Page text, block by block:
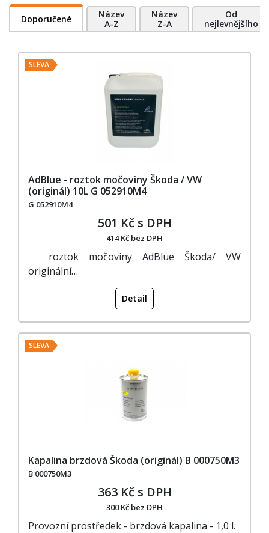
Doporučené
Název
A-Z
Název
Z-A
Od
nejlevnějšího
SLEVA
AdBlue - roztok močoviny Škoda / VW
(originál) 10L G 052910M4
G 052910M4
501 Kč s DPH
414 Kč bez DPH
roztok močoviny AdBlue Škoda/ VW
originální…
Detail
SLEVA
Kapalina brzdová Škoda (originál) B 000750M3
B 000750M3
363 Kč s DPH
300 Kč bez DPH
Provozní prostředek - brzdová kapalina - 1,0 l.